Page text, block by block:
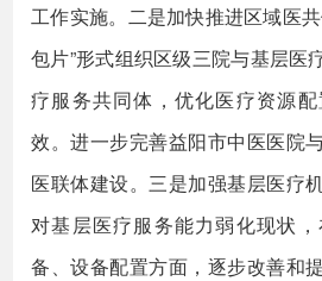
工作实施。二是加快推进区域医
包片”形式组织区级三院与基层医
疗服务共同体，优化医疗资源
效。进一步完善益阳市中医医院
医联体建设。三是加强基层医疗
对基层医疗服务能力弱化现状
备、设备配置方面，逐步改善和